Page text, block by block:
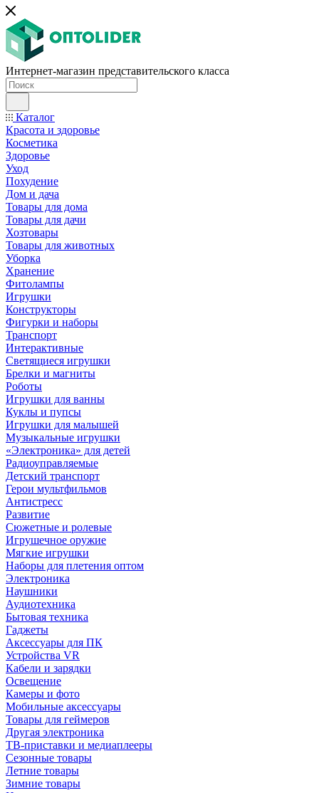
Интернет-магазин представительского класса
Каталог
Красота и здоровье
Косметика
Здоровье
Уход
Похудение
Дом и дача
Товары для дома
Товары для дачи
Хозтовары
Товары для животных
Уборка
Хранение
Фитолампы
Игрушки
Конструкторы
Фигурки и наборы
Транспорт
Интерактивные
Светящиеся игрушки
Брелки и магниты
Роботы
Игрушки для ванны
Куклы и пупсы
Игрушки для малышей
Музыкальные игрушки
«Электроника» для детей
Радиоуправляемые
Детский транспорт
Герои мультфильмов
Антистресс
Развитие
Сюжетные и ролевые
Игрушечное оружие
Мягкие игрушки
Наборы для плетения оптом
Электроника
Наушники
Аудиотехника
Бытовая техника
Гаджеты
Аксессуары для ПК
Устройства VR
Кабели и зарядки
Освещение
Камеры и фото
Мобильные аксессуары
Товары для геймеров
Другая электроника
ТВ-приставки и медиаплееры
Сезонные товары
Летние товары
Зимние товары